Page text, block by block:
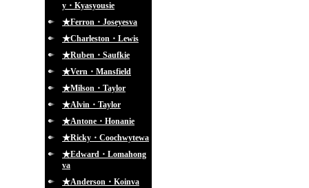
y・Kyasyousie
★Ferron・Joseyesva
★Charleston・Lewis
★Ruben・Saufkie
★Vern・Mansfield
★Milson・Taylor
★Alvin・Taylor
★Antone・Honanie
★Ricky・Coochwytewa
★Edward・Lomahong
va
★Anderson・Koinva